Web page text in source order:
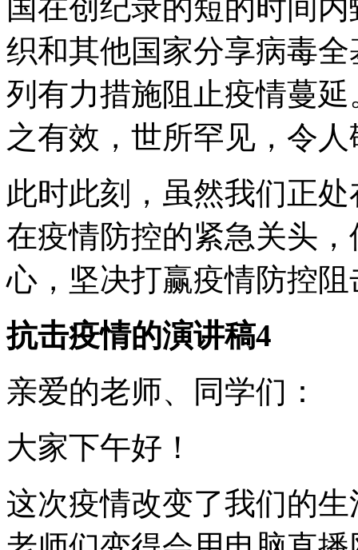
国在创纪录的短的时间
织和其他国家分享病毒
列有力措施阻止疫情蔓
之有效，世所罕见，令
此时此刻，虽然我们正
在疫情防控的紧急关头
心，坚决打赢疫情防控阻
抗击疫情的演讲稿4
亲爱的老师、同学们：
大家下午好！
这次疫情改变了我们的